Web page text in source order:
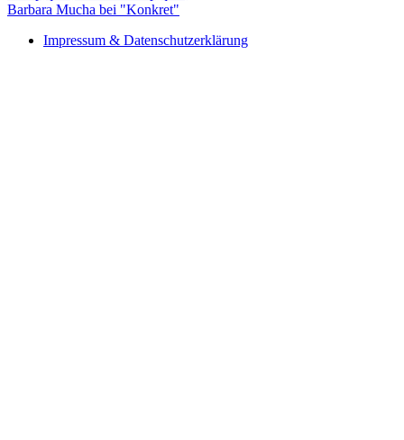
Barbara Mucha bei "Konkret"
Impressum & Datenschutzerklärung